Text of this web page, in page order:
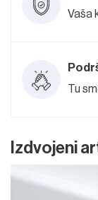
Vaša
Tu
Izdvojeni